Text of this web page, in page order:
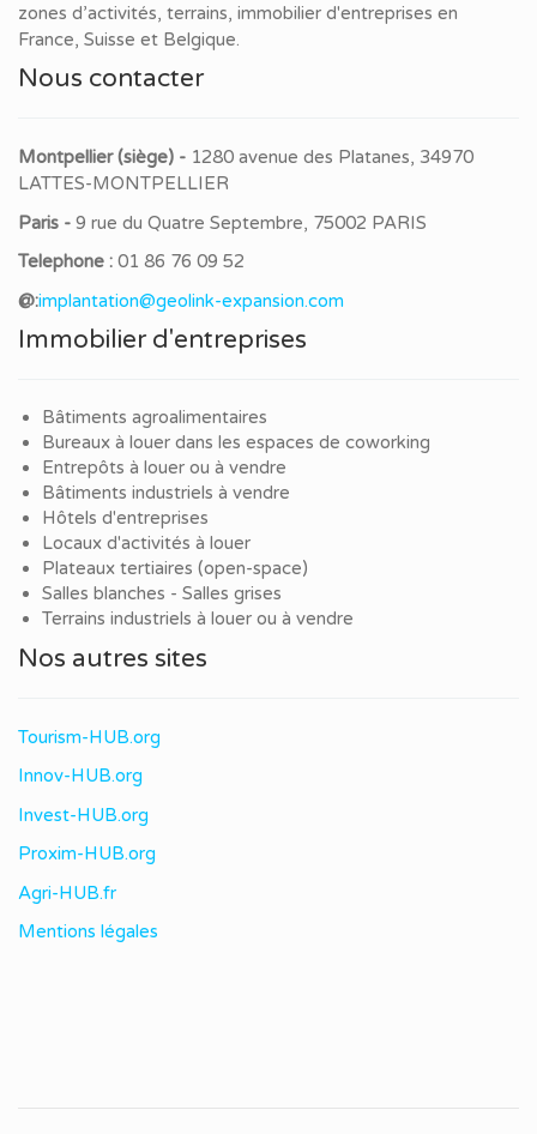
zones d’activités, terrains, immobilier d'entreprises en
France, Suisse et Belgique.
Nous contacter
Montpellier (siège) - 1280 avenue des Platanes, 34970
LATTES-MONTPELLIER
Paris - 9 rue du Quatre Septembre, 75002 PARIS
Telephone : 01 86 76 09 52
@:implantation@geolink-expansion.com
Immobilier d'entreprises
Bâtiments agroalimentaires
Bureaux à louer dans les espaces de coworking
Entrepôts à louer ou à vendre
Bâtiments industriels à vendre
Hôtels d'entreprises
Locaux d'activités à louer
Plateaux tertiaires (open-space)
Salles blanches - Salles grises
Terrains industriels à louer ou à vendre
Nos autres sites
Tourism-HUB.org
Innov-HUB.org
Invest-HUB.org
Proxim-HUB.org
Agri-HUB.fr
Mentions légales